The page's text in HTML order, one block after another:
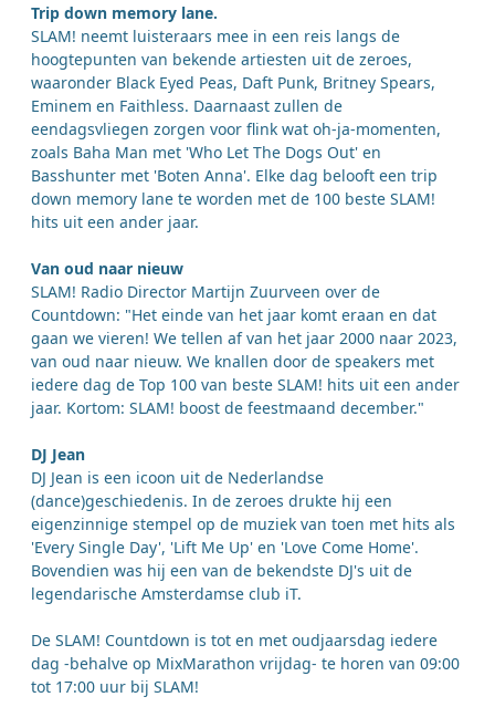
Trip down memory lane.
SLAM! neemt luisteraars mee in een reis langs de
hoogtepunten van bekende artiesten uit de zeroes,
waaronder Black Eyed Peas, Daft Punk, Britney Spears,
Eminem en Faithless. Daarnaast zullen de
eendagsvliegen zorgen voor flink wat oh-ja-momenten,
zoals Baha Man met 'Who Let The Dogs Out' en
Basshunter met 'Boten Anna'. Elke dag belooft een trip
down memory lane te worden met de 100 beste SLAM!
hits uit een ander jaar.
Van oud naar nieuw
SLAM! Radio Director Martijn Zuurveen over de
Countdown: "Het einde van het jaar komt eraan en dat
gaan we vieren! We tellen af van het jaar 2000 naar 2023,
van oud naar nieuw. We knallen door de speakers met
iedere dag de Top 100 van beste SLAM! hits uit een ander
jaar. Kortom: SLAM! boost de feestmaand december."
DJ Jean
DJ Jean is een icoon uit de Nederlandse
(dance)geschiedenis. In de zeroes drukte hij een
eigenzinnige stempel op de muziek van toen met hits als
'Every Single Day', 'Lift Me Up' en 'Love Come Home'.
Bovendien was hij een van de bekendste DJ's uit de
legendarische Amsterdamse club iT.
De SLAM! Countdown is tot en met oudjaarsdag iedere
dag -behalve op MixMarathon vrijdag- te horen van 09:00
tot 17:00 uur bij SLAM!